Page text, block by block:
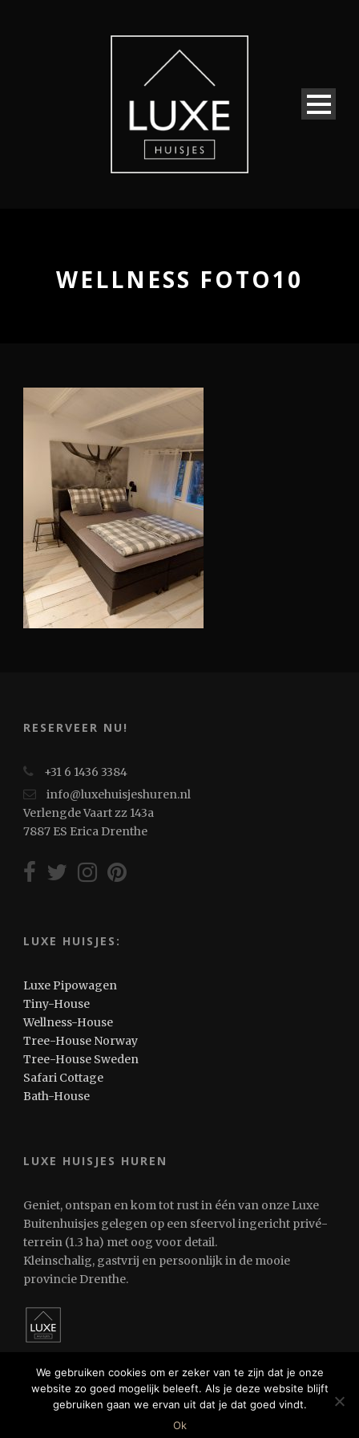
WELLNESS FOTO10
RESERVEER NU!
+31 6 1436 3384
info@luxehuisjeshuren.nl
Verlengde Vaart zz 143a
7887 ES Erica Drenthe
LUXE HUISJES:
Luxe Pipowagen
Tiny-House
Wellness-House
Tree-House Norway
Tree-House Sweden
Safari Cottage
Bath-House
LUXE HUISJES HUREN
Geniet, ontspan en kom tot rust in één van onze Luxe
Buitenhuisjes gelegen op een sfeervol ingericht privé-
terrein (1.3 ha) met oog voor detail.
Kleinschalig, gastvrij en persoonlijk in de mooie
provincie Drenthe.
© 2024 Luxe Huisjes Huren
We gebruiken cookies om er zeker van te zijn dat je onze
website zo goed mogelijk beleeft. Als je deze website blijft
gebruiken gaan we ervan uit dat je dat goed vindt.
Ok